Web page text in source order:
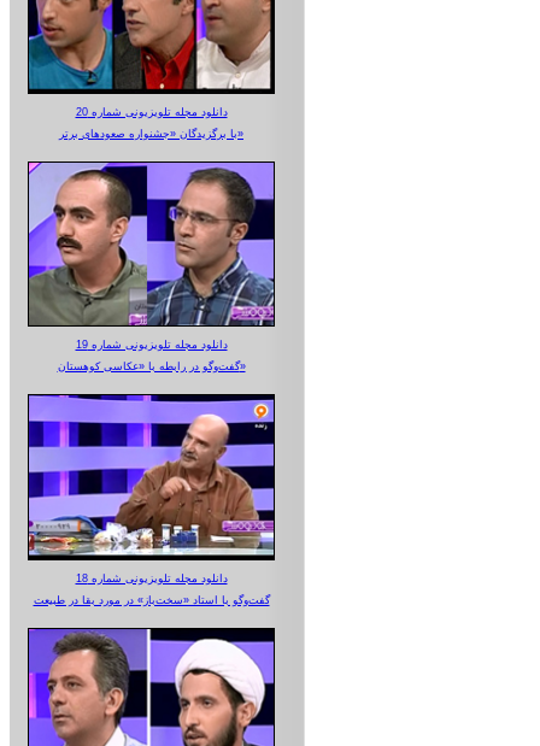
دانلود مجله تلویزیونی شماره 20
با برگزیدگان «جشنواره صعودهای برتر»
دانلود مجله تلویزیونی شماره 19
گفت‌وگو در رابطه با «عکاسی کوهستان»
دانلود مجله تلویزیونی شماره 18
گفت‌وگو با استاد «سخت‌باز» در مورد بقا در طبیعت